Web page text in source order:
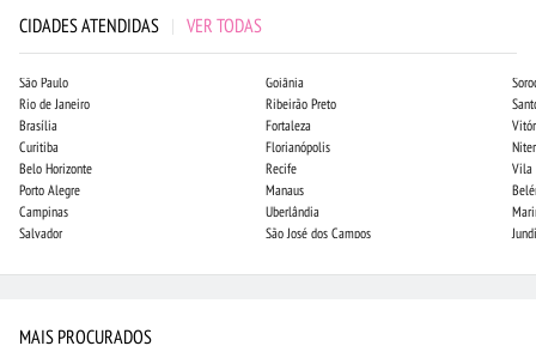
CIDADES ATENDIDAS | VER TODAS
São Paulo
Rio de Janeiro
Brasília
Curitiba
Belo Horizonte
Porto Alegre
Campinas
Salvador
Goiânia
Ribeirão Preto
Fortaleza
Florianópolis
Recife
Manaus
Uberlândia
São José dos Campos
Vila
MAIS PROCURADOS